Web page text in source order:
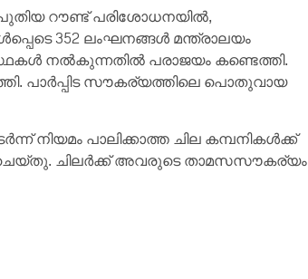
റൗണ്ട് പരിശോധനയിൽ,
352 ലംഘനങ്ങൾ മന്ത്രാലയം
നൽകുന്നതിൽ പരാജയം കണ്ടെത്തി.
പാർപ്പിട സൗകര്യത്തിലെ പൊതുവായ
പാലിക്കാത്ത ചില കമ്പനികൾക്ക്
ചിലർക്ക് അവരുടെ താമസസൗകര്യം